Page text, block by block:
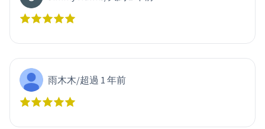
雨木木/超過 1 年前